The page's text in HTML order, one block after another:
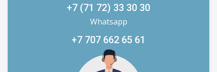
+7 (71 72) 33 30 30
Whatsapp
+7 707 662 65 61